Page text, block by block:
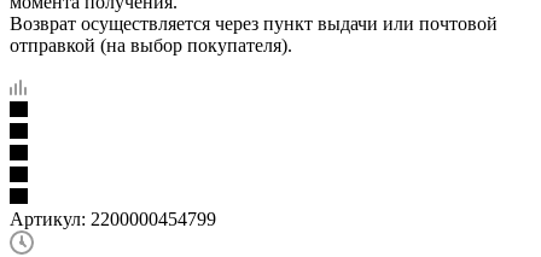
Возврат осуществляется через пункт выдачи или почтовой
отправкой (на выбор покупателя).
Артикул: 2200000454799